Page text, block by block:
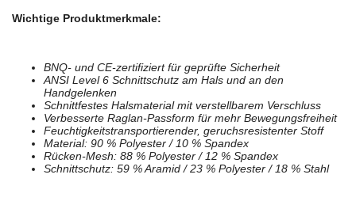
Wichtige Produktmerkmale:
BNQ- und CE-zertifiziert für geprüfte Sicherheit
ANSI Level 6 Schnittschutz am Hals und an den
Handgelenken
Schnittfestes Halsmaterial mit verstellbarem Verschluss
Verbesserte Raglan-Passform für mehr Bewegungsfreiheit
Feuchtigkeitstransportierender, geruchsresistenter Stoff
Material: 90 % Polyester / 10 % Spandex
Rücken-Mesh: 88 % Polyester / 12 % Spandex
Schnittschutz: 59 % Aramid / 23 % Polyester / 18 % Stahl